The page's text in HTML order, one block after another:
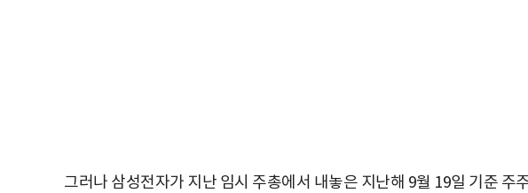
그러나 삼성전자가 지난 임시 주총에서 내놓은 지난해 9월 19일 기준 주